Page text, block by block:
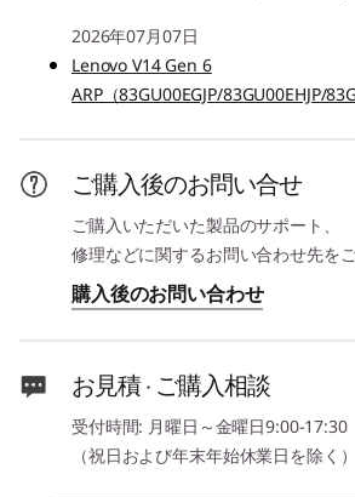
詳細はこちら...
堅牢なセキュリティ
シンプルなセキ
ド、ハードディスク パスワード、ユ
ケーブルロックスロット(2.5x6mm)
メモリースロット数
ストレージ*
光学ドライブ
HDMI
4-マイクロホン/ヘッドホン・コンボ・
ケーブルロックスロット
2026年07月07日
Lenovo V14 Gen 6
ARP（83GU00EGJP/83GU00EHJP/
ご購入後のお問い合せ
ご購入いただいた製品のサポート、
修理などに関するお問い合わせ先をご
購入後のお問い合わせ
お見積 · ご購入相談
受付時間: 月曜日～金曜日9:00-17:30
（祝日および年末年始休業日を除く）